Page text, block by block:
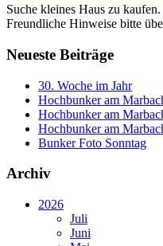
Suche kleines Haus zu
Freundliche Hinweise bitte
Neueste Beiträge
30. Woche im Jahr
Hochbunker am
Hochbunker am
Hochbunker am
Bunker Foto Sonntag
Archiv
2026
Juli
Juni